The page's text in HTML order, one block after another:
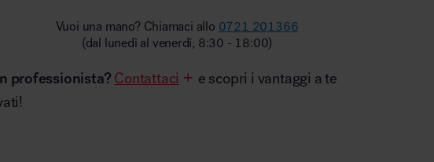
Vuoi una mano? Chiamaci allo 0721 201366
(dal lunedì al venerdì, 8:30 - 18:00)
professionista? Contattaci
e scopri i vantaggi a te